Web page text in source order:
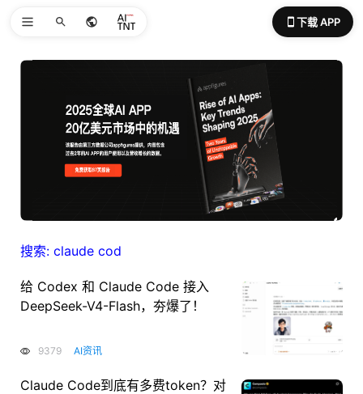
下载 APP
搜索: claude cod
给 Codex 和 Claude Code 接入
DeepSeek-V4-Flash，夯爆了！
9379 AI资讯
Claude Code到底有多费token？对